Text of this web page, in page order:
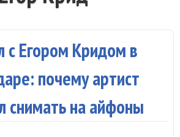
с Егором Кридом в
почему артист
снимать на айфоны